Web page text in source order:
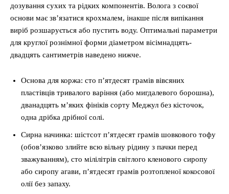
дозування сухих та рідких компонентів. Волога з соєвої
основи має зв’язатися крохмалем, інакше після випікання
виріб розшарується або пустить воду. Оптимальні параметри
для круглої рознімної форми діаметром вісімнадцять-
двадцять сантиметрів наведено нижче.
Основа для коржа: сто п’ятдесят грамів вівсяних
пластівців тривалого варіння (або мигдалевого борошна),
дванадцять м’яких фініків сорту Меджул без кісточок,
одна дрібка дрібної солі.
Сирна начинка: шістсот п’ятдесят грамів шовкового тофу
(обов’язково злийте всю вільну рідину з пачки перед
зважуванням), сто мілілітрів світлого кленового сиропу
або сиропу агави, п’ятдесят грамів розтопленої кокосової
олії без запаху.